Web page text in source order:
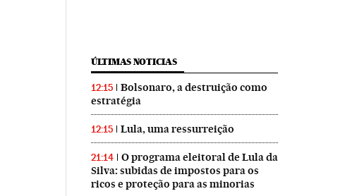
ÚLTIMAS NOTICIAS
12:15
Bolsonaro, a destruição como
estratégia
12:15 Lula, uma ressurreição
21:14
O programa eleitoral de Lula da
Silva: subidas de impostos para os
ricos e proteção para as minorias